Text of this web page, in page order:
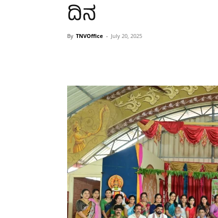
ದಿನ
By TNVOffice - July 20, 2025